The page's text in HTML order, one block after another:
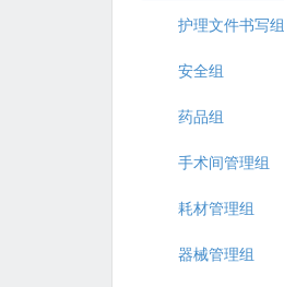
护理文件书写组
安全组
药品组
手术间管理组
耗材管理组
器械管理组